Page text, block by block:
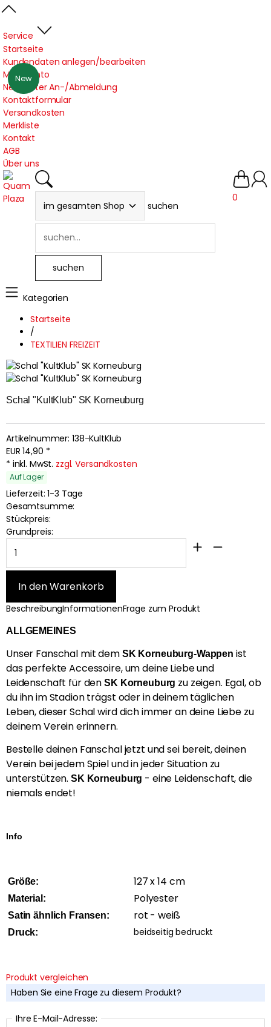
Service
Startseite
Kundendaten anlegen/bearbeiten
Mein Konto
Newsletter An-/Abmeldung
Kontaktformular
Versandkosten
Merkliste
Kontakt
AGB
Über uns
suchen
0
Kategorien
Startseite
/
TEXTILIEN FREIZEIT
New
Schal "KultKlub" SK Korneuburg
Artikelnummer: 138-KultKlub
EUR 14,90 *
* inkl. MwSt. zzgl. Versandkosten
Auf Lager
Lieferzeit: 1-3 Tage
Gesamtsumme:
Stückpreis:
Grundpreis:
BeschreibungInformationenFrage zum Produkt
ALLGEMEINES
Unser Fanschal mit dem SK Korneuburg-Wappen ist
das perfekte Accessoire, um deine Liebe und
Leidenschaft für denSK Korneuburg zu zeigen. Egal, ob
du ihn im Stadion trägst oder in deinem täglichen
Leben, dieser Schal wird dich immer an deine Liebe zu
deinem Verein erinnern.
Bestelle deinen Fanschal jetzt und sei bereit, deinen
Verein bei jedem Spiel und in jeder Situation zu
unterstützen.SK Korneuburg - eine Leidenschaft, die
niemals endet!
Info
Größe: 127 x 14 cm
Material: Polyester
Satin ähnlich Fransen: rot - weiß
Druck: beidseitig bedruckt
Produkt vergleichen
Haben Sie eine Frage zu diesem Produkt?
Ihre E-Mail-Adresse: